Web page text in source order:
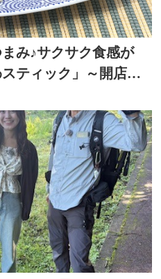
み♪サクサク食感が
ティック」～開店！